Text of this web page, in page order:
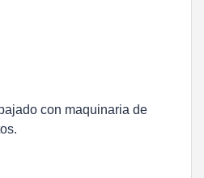
con maquinaria de